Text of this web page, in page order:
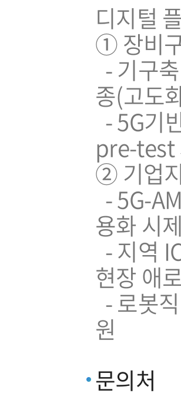
디지털
➀ 장비
- 기구
종(고도
- 5G기
pre-test
➁ 기업
- 5G-
용화 시
- 지역
현장 애
- 로봇
원
문의처